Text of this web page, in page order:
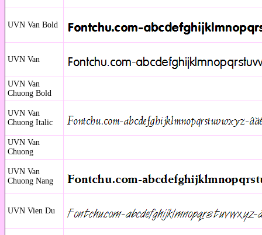
UVN Van Bold
UVN Van
UVN Van
Chuong Bold
UVN Van
Chuong Italic
UVN Van
Chuong
UVN Van
Chuong Nang
UVN Vien Du